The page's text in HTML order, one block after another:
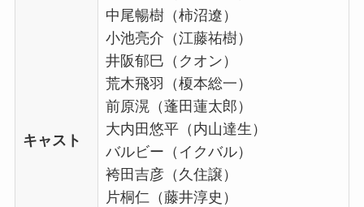
キャスト
中尾暢樹（柿沼遼）
小池亮介（江藤祐樹）
井阪郁巳（クオン）
荒木飛羽（榎本総一）
前原滉（蓬田蓮太郎）
大内田悠平（内山達生）
バルビー（イクバル）
袴田吉彦（久住譲）
片桐仁（藤井淳史）